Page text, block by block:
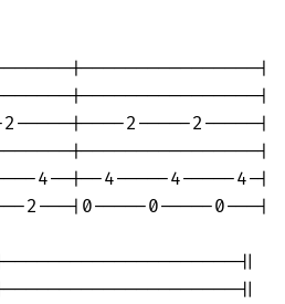
|----------------|
|----------------|
|----2-----2-----|
|----------------|
4--|--4-----4-----4-|
2---|0-----0-----0---|
||
||